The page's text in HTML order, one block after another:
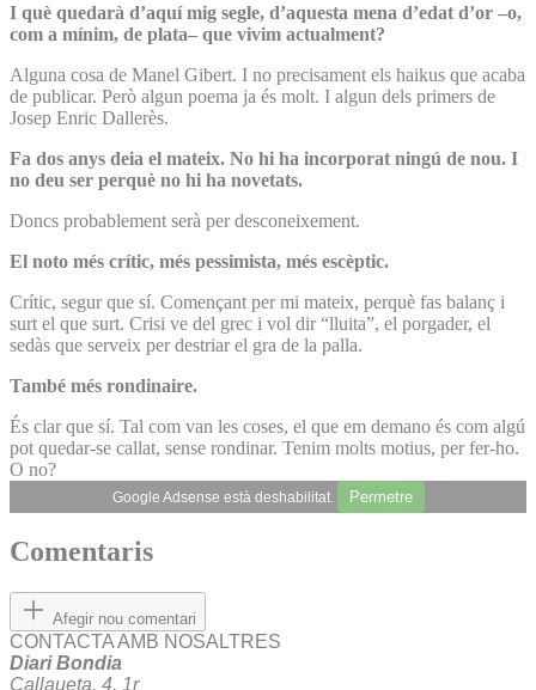
I què quedarà d’aquí mig segle, d’aquesta mena d’edat d’or –o,
com a mínim, de plata– que vivim actualment?
Alguna cosa de Manel Gibert. I no precisament els haikus que acaba
de publicar. Però algun poema ja és molt. I algun dels primers de
Josep Enric Dallerès.
Fa dos anys deia el mateix. No hi ha incorporat ningú de nou. I
no deu ser perquè no hi ha novetats.
Doncs probablement serà per desconeixement.
El noto més crític, més pessimista, més escèptic.
Crític, segur que sí. Començant per mi mateix, perquè fas balanç i
surt el que surt. Crisi ve del grec i vol dir “lluita”, el porgader, el
sedàs que serveix per destriar el gra de la palla.
També més rondi­naire.
És clar que sí. Tal com van les coses, el que em demano és com algú
pot quedar-se callat, sense rondinar. Tenim molts motius, per fer-ho.
O no?
Google Adsense està deshabilitat. Permetre
Comentaris
Afegir nou comentari
CONTACTA AMB NOSALTRES
Diari Bondia
Callaueta, 4, 1r